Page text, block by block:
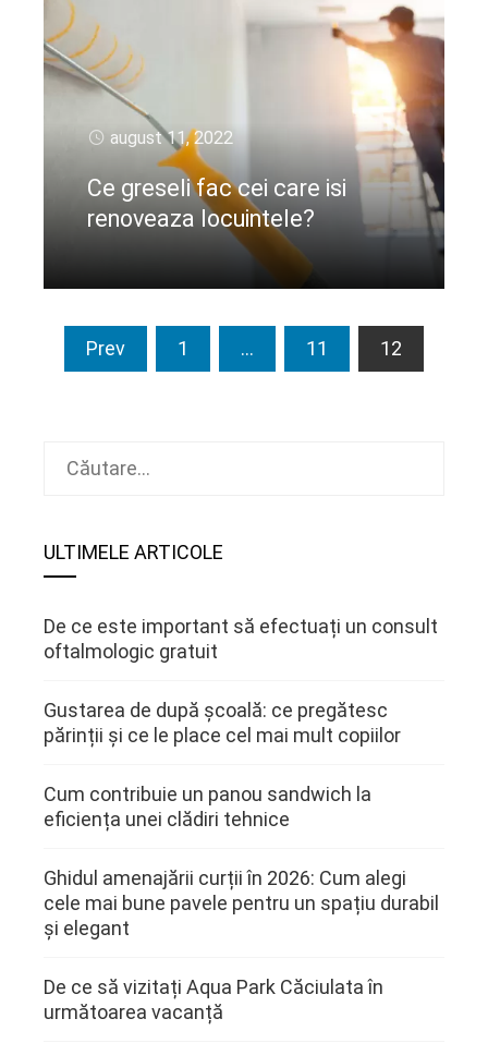
august 11, 2022
Ce greseli fac cei care isi
renoveaza locuintele?
CIteste mai departe
Paginație
Prev 1 … 11 12
Caută
ULTIMELE ARTICOLE
De ce este important să efectuați un consult
oftalmologic gratuit
Gustarea de după școală: ce pregătesc
părinții și ce le place cel mai mult copiilor
Cum contribuie un panou sandwich la
eficiența unei clădiri tehnice
Ghidul amenajării curții în 2026: Cum alegi
cele mai bune pavele pentru un spațiu durabil
și elegant
De ce să vizitați Aqua Park Căciulata în
următoarea vacanță